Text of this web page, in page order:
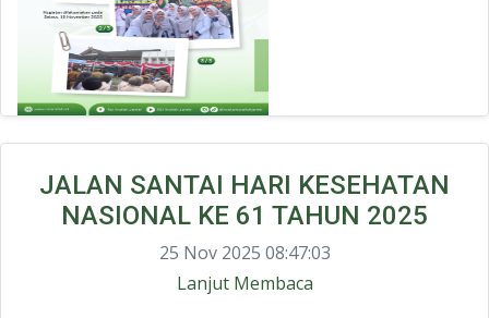
JALAN SANTAI HARI KESEHATAN
NASIONAL KE 61 TAHUN 2025
25 Nov 2025 08:47:03
Lanjut Membaca